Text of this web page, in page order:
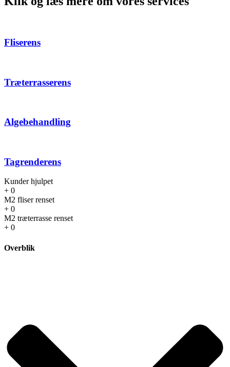
Fliserens
Træterrasserens
Algebehandling
Tagrenderens
Kunder hjulpet
+ 0
M2 fliser renset
+ 0
M2 træterrasse renset
+ 0
Overblik